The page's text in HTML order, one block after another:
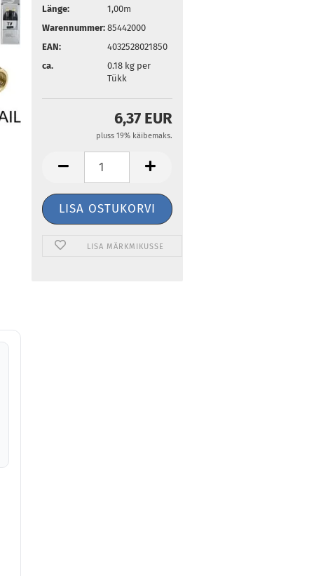
Länge:
1,00m
Warennummer: 85442000
EAN:
4032528021850
ca.
0.18kg per
Tükk
6,37 EUR
pluss 19% käibemaks.
LISA MÄRKMIKUSSE